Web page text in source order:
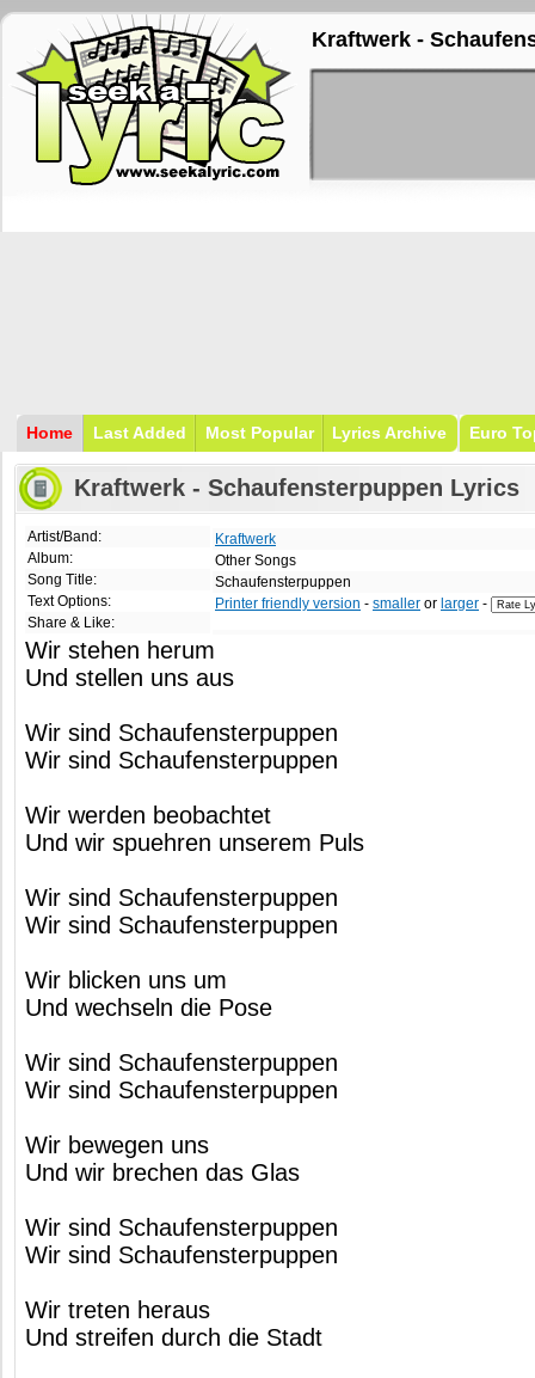
Kraftwerk -
Home Last Added Most Popular Lyrics Archive Euro
Kraftwerk - Schaufensterpuppen Lyrics
Artist/Band:
Album:
Song Title:
Text Options:
Share & Like:
Kraftwerk
Other Songs
Schaufensterpuppen
Printer friendly version - smaller or larger -
Wir stehen herum
Und stellen uns aus
Wir sind Schaufensterpuppen
Wir sind Schaufensterpuppen
Wir werden beobachtet
Und wir spuehren unserem Puls
Wir sind Schaufensterpuppen
Wir sind Schaufensterpuppen
Wir blicken uns um
Und wechseln die Pose
Wir sind Schaufensterpuppen
Wir sind Schaufensterpuppen
Wir bewegen uns
Und wir brechen das Glas
Wir sind Schaufensterpuppen
Wir sind Schaufensterpuppen
Wir treten heraus
Und streifen durch die Stadt